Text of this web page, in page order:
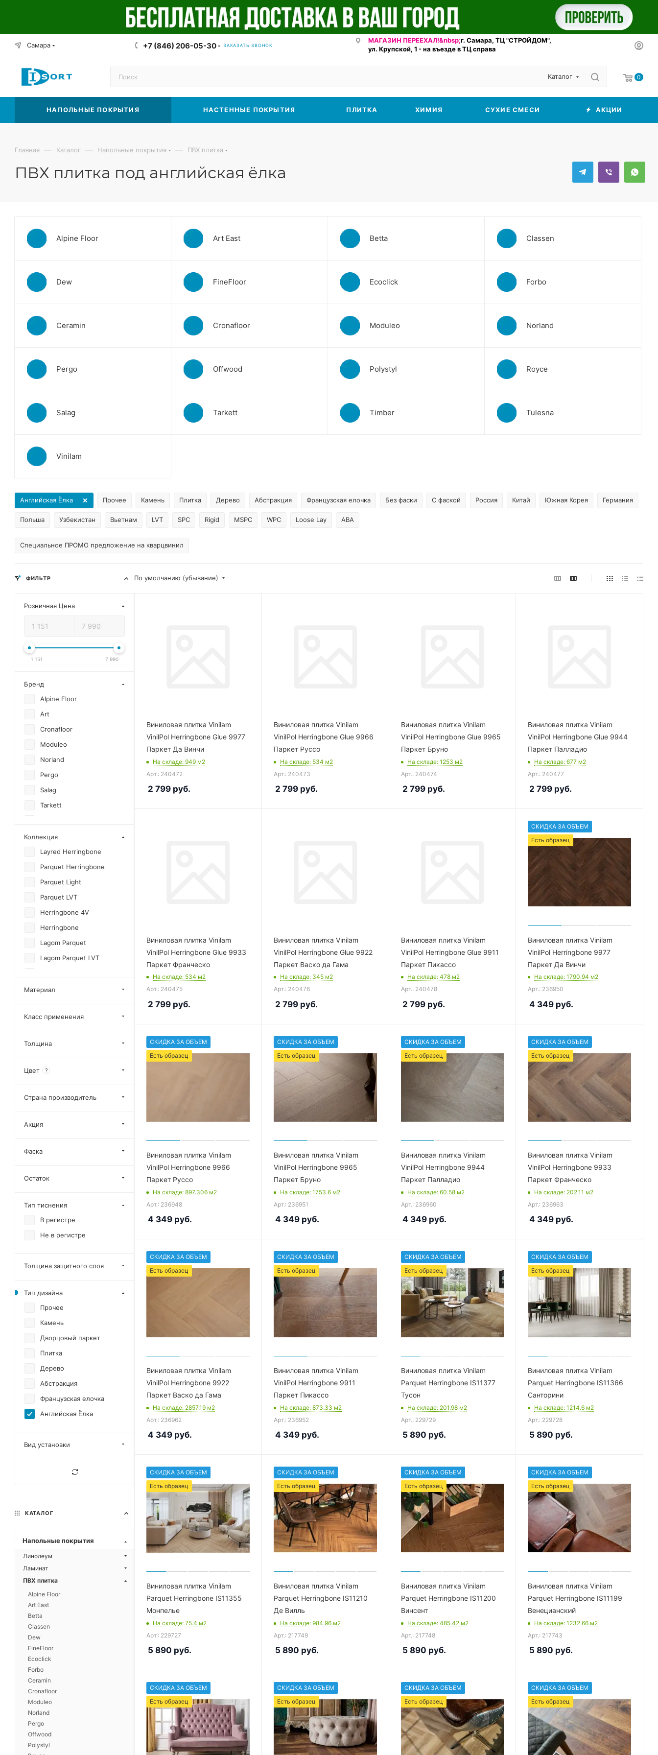
Самара +7 (846) 206-05-30 ЗАКАЗАТЬ ЗВОНОК
МАГАЗИН ПЕРЕЕХАЛ!&nbsp;г. Самара, ТЦ "СТРОЙДОМ",
ул. Крупской, 1 - на въезде в ТЦ справа
Каталог 0
НАПОЛЬНЫЕ ПОКРЫТИЯ НАСТЕННЫЕ ПОКРЫТИЯ ПЛИТКА ХИМИЯ СУХИЕ СМЕСИ АКЦИИ
Главная — Каталог — Напольные покрытия — ПВХ плитка
ПВХ плитка под английская ёлка
Alpine Floor Art East Betta Classen
Dew FineFloor Ecoclick Forbo
Ceramin Cronafloor Moduleo Norland
Pergo Offwood Polystyl Royce
Salag Tarkett Timber Tulesna
Vinilam
Прочее Камень Плитка Дерево Абстракция Французская елочка
Английская Ёлка Без фаски С фаской Россия Китай Южная Корея Германия
Польша Узбекистан Вьетнам LVT SPC Rigid MSPC WPC Loose Lay ABA
Специальное ПРОМО предложение на кварцвинил
По умолчанию (убывание)
Виниловая плитка Vinilam
VinilPol Herringbone Glue 9977
Паркет Да Винчи
На складе: 949 м2
Арт.: 240472
2 799 руб.
Виниловая плитка Vinilam
VinilPol Herringbone Glue 9966
Паркет Руссо
На складе: 534 м2
Арт.: 240473
2 799руб.
Виниловая плитка Vinilam
VinilPol Herringbone Glue 9965
Паркет Бруно
На складе: 1253 м2
Арт.: 240474
2 799руб.
Виниловая плитка Vinilam
VinilPol Herringbone Glue 9944
Паркет Палладио
На складе: 677 м2
Арт.: 240477
2 799 руб.
Виниловая плитка Vinilam
VinilPol Herringbone Glue 9933
Паркет Франческо
На складе: 534 м2
Арт.: 240475
2 799 руб.
Виниловая плитка Vinilam
VinilPol Herringbone Glue 9922
Паркет Васко да Гама
На складе: 345 м2
Арт.: 240476
2 799руб.
Виниловая плитка Vinilam
VinilPol Herringbone Glue 9911
Паркет Пикассо
На складе: 478 м2
Арт.: 240478
2 799руб.
СКИДКА ЗА ОБЪЕМ
Есть образец
Виниловая плитка Vinilam
VinilPol Herringbone 9977
Паркет Да Винчи
На складе: 1790.94 м2
Арт.: 236950
4 349 руб.
СКИДКА ЗА ОБЪЕМ
Есть образец
Виниловая плитка Vinilam
VinilPol Herringbone 9966
Паркет Руссо
На складе: 897.306 м2
Арт.: 236948
4 349 руб.
СКИДКА ЗА ОБЪЕМ
Есть образец
Виниловая плитка Vinilam
VinilPol Herringbone 9965
Паркет Бруно
На складе: 1753.6 м2
Арт.: 236951
4 349руб.
СКИДКА ЗА ОБЪЕМ
Есть образец
Виниловая плитка Vinilam
VinilPol Herringbone 9944
Паркет Палладио
На складе: 60.58 м2
Арт.: 236960
4 349руб.
СКИДКА ЗА ОБЪЕМ
Есть образец
Виниловая плитка Vinilam
VinilPol Herringbone 9933
Паркет Франческо
На складе: 202.11 м2
Арт.: 236963
4 349 руб.
СКИДКА ЗА ОБЪЕМ
Есть образец
Виниловая плитка Vinilam
VinilPol Herringbone 9922
Паркет Васко да Гама
На складе: 2857.19 м2
Арт.: 236962
4 349 руб.
СКИДКА ЗА ОБЪЕМ
Есть образец
Виниловая плитка Vinilam
VinilPol Herringbone 9911
Паркет Пикассо
На складе: 873.33 м2
Арт.: 236952
4 349руб.
СКИДКА ЗА ОБЪЕМ
Есть образец
Виниловая плитка Vinilam
Parquet Herringbone IS11377
Тусон
На складе: 201.98 м2
Арт.: 229729
5 890 руб.
СКИДКА ЗА ОБЪЕМ
Есть образец
Виниловая плитка Vinilam
Parquet Herringbone IS11366
Санторини
На складе: 1214.6 м2
Арт.: 229728
5 890 руб.
СКИДКА ЗА ОБЪЕМ
Есть образец
Виниловая плитка Vinilam
Parquet Herringbone IS11355
Монпелье
На складе: 75.4 м2
Арт.: 229727
5 890 руб.
СКИДКА ЗА ОБЪЕМ
Есть образец
Виниловая плитка Vinilam
Parquet Herringbone IS11210
Де Вилль
На складе: 984.96 м2
Арт.: 217749
5 890 руб.
СКИДКА ЗА ОБЪЕМ
Есть образец
Виниловая плитка Vinilam
Parquet Herringbone IS11200
Винсент
На складе: 485.42 м2
Арт.: 217748
5 890 руб.
СКИДКА ЗА ОБЪЕМ
Есть образец
Виниловая плитка Vinilam
Parquet Herringbone IS11199
Венецианский
На складе: 1232.66 м2
Арт.: 217743
5 890 руб.
СКИДКА ЗА ОБЪЕМ
Есть образец
СКИДКА ЗА ОБЪЕМ
Есть образец
СКИДКА ЗА ОБЪЕМ
Есть образец
СКИДКА ЗА ОБЪЕМ
Есть образец
ФИЛЬТР
Розничная Цена
1 151 7 990
Бренд
Alpine Floor
Art
Cronafloor
Moduleo
Norland
Pergo
Salag
Tarkett
Betta
Offwood
Tulesna
Коллекция
Layred Herringbone
Parquet Herringbone
Parquet Light
Parquet LVT
Herringbone 4V
Herringbone
Lagom Parquet
Lagom Parquet LVT
Parquet Premium ABA
Vorma Pad Pro Rigid
HerringboneOFF
Herringbone 2.0 4V
Chalet LVT
Lounge Herringbone
VinilPol Herringbone Glue
Материал
Класс применения
Толщина
Цвет ?
Страна производитель
Акция
Фаска
Остаток
Тип тиснения
В регистре
Не в регистре
Толщина защитного слоя
Тип дизайна
Прочее
Камень
Дворцовый паркет
Плитка
Дерево
Абстракция
Французская елочка
Английская Ёлка
Вид установки
КАТАЛОГ
Напольные покрытия
Линолеум
Ламинат
ПВХ плитка
Alpine Floor
Art East
Betta
Classen
Dew
FineFloor
Ecoclick
Forbo
Ceramin
Cronafloor
Moduleo
Norland
Pergo
Offwood
Polystyl